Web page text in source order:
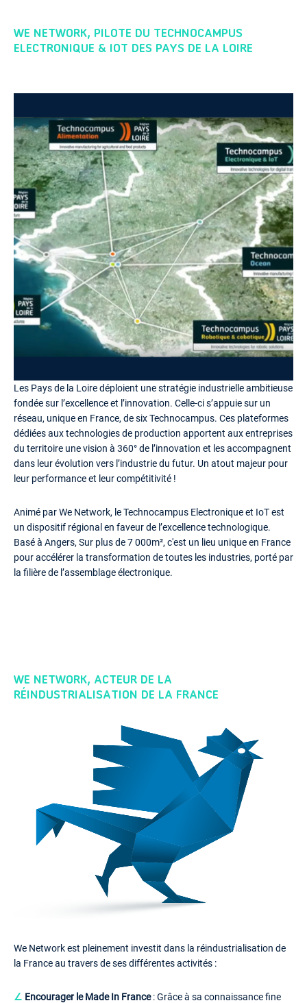
WE NETWORK, PILOTE DU TECHNOCAMPUS
ELECTRONIQUE & IOT DES PAYS DE LA LOIRE
Les Pays de la Loire déploient une stratégie industrielle ambitieuse
fondée sur l’excellence et l’innovation. Celle-ci s’appuie sur un
réseau, unique en France, de six Technocampus. Ces plateformes
dédiées aux technologies de production apportent aux entreprises
du territoire une vision à 360° de l’innovation et les accompagnent
dans leur évolution vers l’industrie du futur. Un atout majeur pour
leur performance et leur compétitivité !
Animé par We Network, le Technocampus Electronique et IoT est
un dispositif régional en faveur de l’excellence technologique.
Basé à Angers, Sur plus de 7 000m², c'est un lieu unique en France
pour accélérer la transformation de toutes les industries, porté par
la filière de l’assemblage électronique.
WE NETWORK, ACTEUR DE LA
RÉINDUSTRIALISATION DE LA FRANCE
We Network est pleinement investit dans la réindustrialisation de
la France au travers de ses différentes activités :
∠ Encourager le Made In France: Grâce à sa connaissance fine